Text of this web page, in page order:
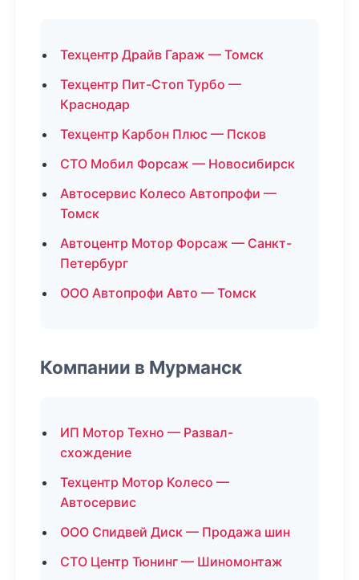
Техцентр Драйв Гараж — Томск
Техцентр Пит-Стоп Турбо —
Краснодар
Техцентр Карбон Плюс — Псков
СТО Мобил Форсаж — Новосибирск
Автосервис Колесо Автопрофи —
Томск
Автоцентр Мотор Форсаж — Санкт-
Петербург
ООО Автопрофи Авто — Томск
Компании в Мурманск
ИП Мотор Техно — Развал-
схождение
Техцентр Мотор Колесо —
Автосервис
ООО Спидвей Диск — Продажа шин
СТО Центр Тюнинг — Шиномонтаж